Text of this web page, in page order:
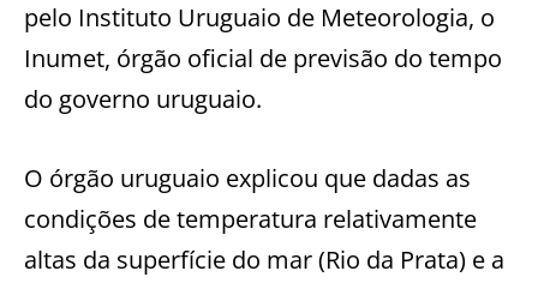
pelo Instituto Uruguaio de Meteorologia, o
Inumet, órgão oficial de previsão do tempo
do governo uruguaio.
O órgão uruguaio explicou que dadas as
condições de temperatura relativamente
altas da superfície do mar (Rio da Prata) e a